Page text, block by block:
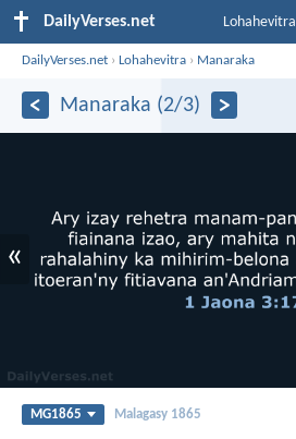
DailyVerses.net Lohahevitra
DailyVerses.net ›Lohahevitra › Manaraka
Manaraka (2/3)
«
MG1865 Malagasy 1865